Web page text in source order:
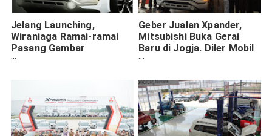
Jelang Launching,
Wiraniaga Ramai-ramai
Pasang Gambar
Mitsubishi Expander Siap
Geber Jualan Xpander,
Mitsubishi Buka Gerai
Baru di Jogja. Diler Mobil
Penumpang ke-91